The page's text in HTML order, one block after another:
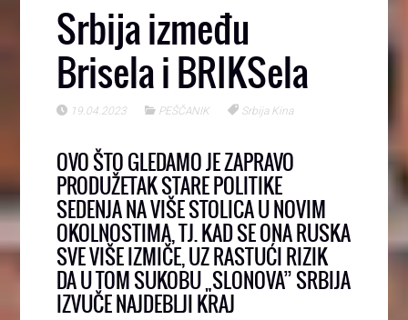
Srbija između
Brisela i BRIKSela
19.04.2023 PEŠČANIK Srbija Kina
OVO ŠTO GLEDAMO JE ZAPRAVO
PRODUŽETAK STARE POLITIKE
SEDENJA NA VIŠE STOLICA U NOVIM
OKOLNOSTIMA, TJ. KAD SE ONA RUSKA
SVE VIŠE IZMIČE, UZ RASTUĆI RIZIK
DA U TOM SUKOBU „SLONOVA” SRBIJA
IZVUČE NAJDEBLJI KRAJ